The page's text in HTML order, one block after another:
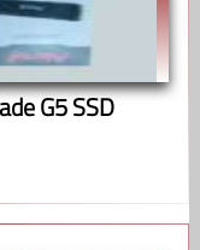
G5 SSD